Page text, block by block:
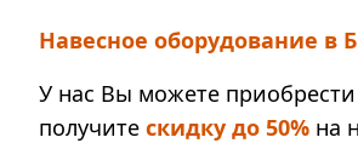
Навесное оборудование в
У нас Вы можете приобрести
получите скидку до 50% на